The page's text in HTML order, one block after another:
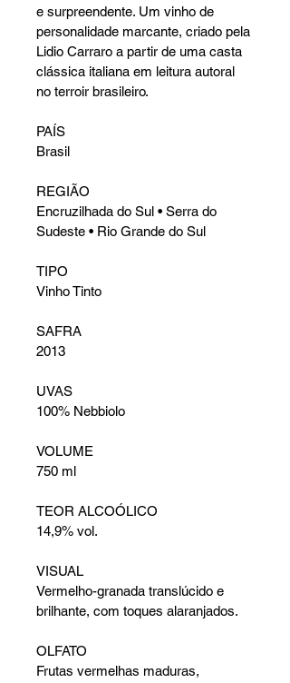
e surpreendente. Um vinho de
personalidade marcante, criado pela
Lidio Carraro a partir de uma casta
clássica italiana em leitura autoral
no terroir brasileiro.
PAÍS
Brasil
REGIÃO
Encruzilhada do Sul • Serra do
Sudeste • Rio Grande do Sul
TIPO
Vinho Tinto
SAFRA
2013
UVAS
100% Nebbiolo
VOLUME
750 ml
TEOR ALCOÓLICO
14,9% vol.
VISUAL
Vermelho-granada translúcido e
brilhante, com toques alaranjados.
OLFATO
Frutas vermelhas maduras,